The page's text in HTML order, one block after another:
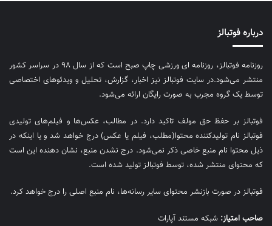
درباره فوتبالز
روزنامه فوتبالز، روزنامه ای ورزشی چاپ صبح است که از سال ۹۸ در سراسر کشور
منتشر می‌شود.در سایت فوتبالز نیز اخبار، گزارش، تحلیل و ویدئوهای اختصاصی
توسط یک گروه مجرب به صورت رایگان ارائه می‌شود.
فوتبالز بر حفظ حق مولف تاکید دارد. در مطالب، عکس‌ها و فیلم‌های تولیدی
فوتبالز نام تولیدکننده محتوا(مطلب، فیلم یا عکس) درج خواهد شد و یا اینکه در
ذیل محتوا نام منبع خاصی ذکر نمی‌‎شود. درج نشدن منبع، نشان دهنده این است
که محتوای منتشر شده، توسط فوتبالز تولید شده است.
فوتبالز در صورت بازنشر محتوای سایر رسانه‌ها، نام منبع اصلی را درج خواهد کرد.
صاحب امتیاز: شبکه مستند آپارات